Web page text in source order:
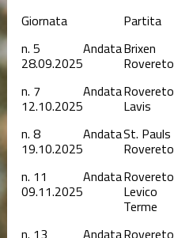
Giornata Partita
n. 5
28.09.2025
AndataBrixen
Rovereto
n. 7
12.10.2025
AndataRovereto
Lavis
n. 8
19.10.2025
AndataSt. Pauls
Rovereto
n. 11
09.11.2025
AndataRovereto
Levico
Terme
n. 13 AndataRovereto